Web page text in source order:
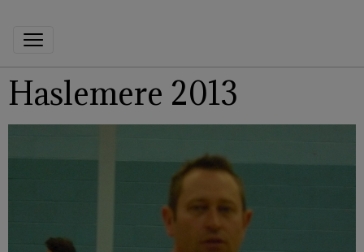
Haslemere 2013